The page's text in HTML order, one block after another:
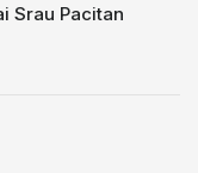
Srau Pacitan